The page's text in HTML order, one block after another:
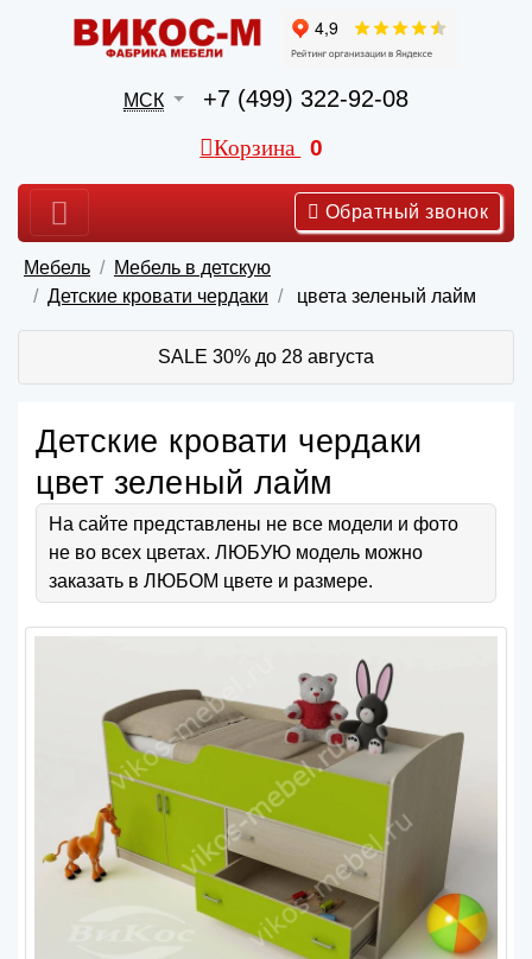
МСК +7 (499) 322-92-08
Корзина 0
Обратный звонок
Мебель
Мебель в детскую
Детские кровати чердаки
цвета зеленый лайм
SALE 30% до 28 августа
Детские кровати чердаки
цвет зеленый лайм
На сайте представлены не все модели и фото
не во всех цветах. ЛЮБУЮ модель можно
заказать в ЛЮБОМ цвете и размере.